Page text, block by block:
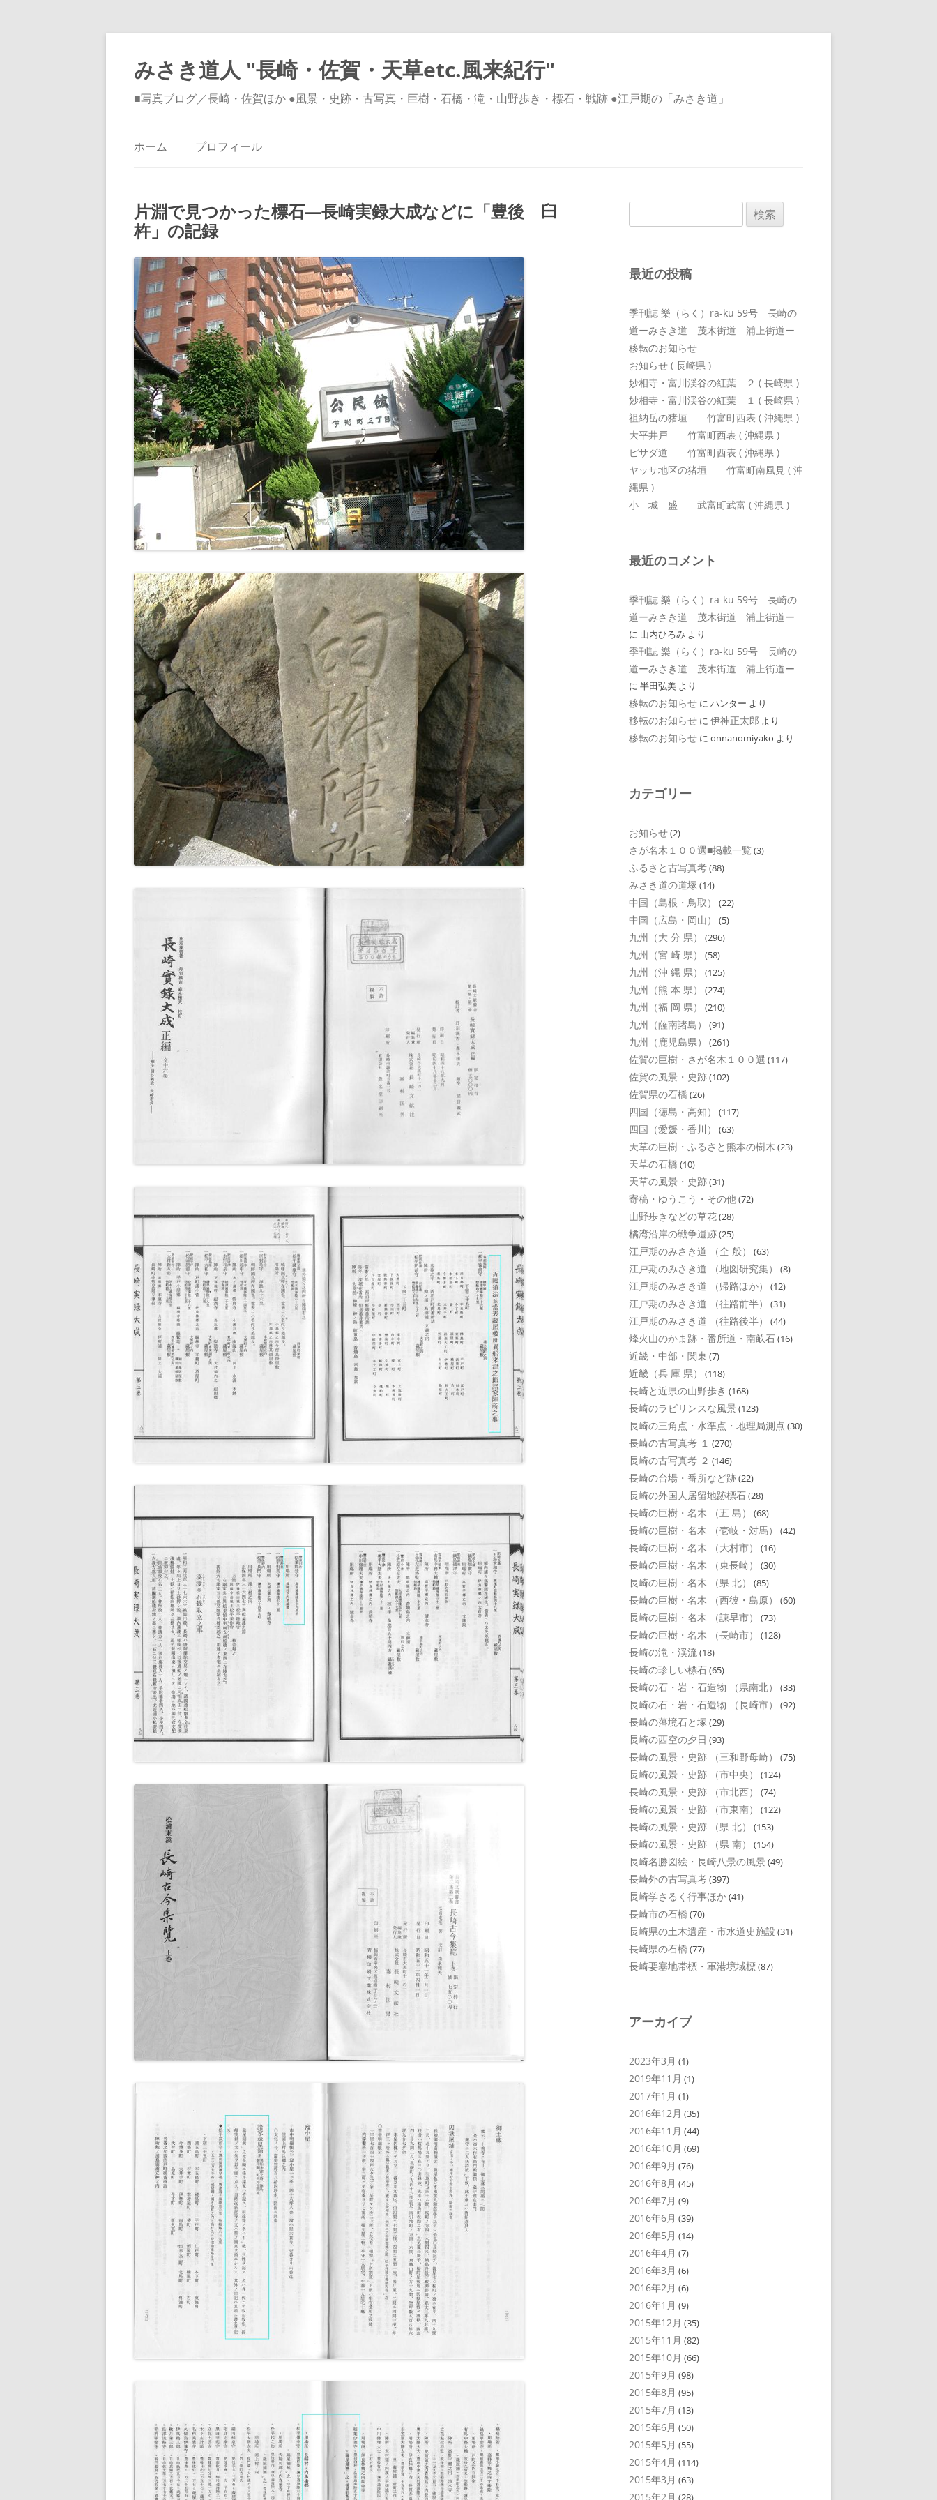
みさき道人 "長崎・佐賀・天草etc.風来紀行"
■写真ブログ／長崎・佐賀ほか ●風景・史跡・古写真・巨樹・石橋・滝・山野歩き・標石・戦跡 ●江戸期の「みさき道」
ッ
プ
ホーム プロフィール
片淵で見つかった標石—長崎実録大成などに「豊後 臼
杵」の記録
索:
最近の投稿
季刊誌 樂（らく）ra-ku 59号 長崎の
道ーみさき道 茂木街道 浦上街道ー
移転のお知らせ
お知らせ ( 長崎県 )
妙相寺・富川渓谷の紅葉 ２ ( 長崎県 )
妙相寺・富川渓谷の紅葉 １ ( 長崎県 )
祖納岳の猪垣 竹富町西表 ( 沖縄県 )
大平井戸 竹富町西表 ( 沖縄県 )
ピサダ道 竹富町西表 ( 沖縄県 )
ヤッサ地区の猪垣 竹富町南風見 ( 沖
縄県 )
小 城 盛 武富町武富 ( 沖縄県 )
最近のコメント
季刊誌 樂（らく）ra-ku 59号 長崎の
道ーみさき道 茂木街道 浦上街道ー
に 山内ひろみ より
季刊誌 樂（らく）ra-ku 59号 長崎の
道ーみさき道 茂木街道 浦上街道ー
に 半田弘美 より
移転のお知らせ に ハンター より
移転のお知らせ に 伊神正太郎 より
移転のお知らせ に onnanomiyako より
カテゴリー
お知らせ(2)
さが名木１００選■掲載一覧 (3)
ふるさと古写真考(88)
みさき道の道塚 (14)
中国（島根・鳥取） (22)
中国（広島・岡山） (5)
九州（大 分 県） (296)
九州（宮 崎 県） (58)
九州（沖 縄 県） (125)
九州（熊 本 県） (274)
九州（福 岡 県） (210)
九州（薩南諸島） (91)
九州（鹿児島県） (261)
佐賀の巨樹・さが名木１００選 (117)
佐賀の風景・史跡(102)
佐賀県の石橋 (26)
四国（徳島・高知） (117)
四国（愛媛・香川） (63)
天草の巨樹・ふるさと熊本の樹木 (23)
天草の石橋 (10)
天草の風景・史跡(31)
寄稿・ゆうこう・その他(72)
山野歩きなどの草花(28)
橘湾沿岸の戦争遺跡(25)
江戸期のみさき道 （全 般） (63)
江戸期のみさき道 （地図研究集） (8)
江戸期のみさき道 （帰路ほか） (12)
江戸期のみさき道 （往路前半） (31)
江戸期のみさき道 （往路後半） (44)
烽火山のかま跡・番所道・南畝石(16)
近畿・中部・関東 (7)
近畿（兵 庫 県） (118)
長崎と近県の山野歩き (168)
長崎のラビリンスな風景 (123)
長崎の三角点・水準点・地理局測点 (30)
長崎の古写真考 １ (270)
長崎の古写真考 ２ (146)
長崎の台場・番所など跡(22)
長崎の外国人居留地跡標石(28)
長崎の巨樹・名木 （五 島） (68)
長崎の巨樹・名木 （壱岐・対馬） (42)
長崎の巨樹・名木 （大村市） (16)
長崎の巨樹・名木 （東長崎） (30)
長崎の巨樹・名木 （県 北） (85)
長崎の巨樹・名木 （西彼・島原） (60)
長崎の巨樹・名木 （諌早市） (73)
長崎の巨樹・名木 （長崎市） (128)
長崎の滝・渓流(18)
長崎の珍しい標石(65)
長崎の石・岩・石造物 （県南北） (33)
長崎の石・岩・石造物 （長崎市） (92)
長崎の藩境石と塚 (29)
長崎の西空の夕日 (93)
長崎の風景・史跡 （三和野母崎） (75)
長崎の風景・史跡 （市中央） (124)
長崎の風景・史跡 （市北西） (74)
長崎の風景・史跡 （市東南） (122)
長崎の風景・史跡 （県 北） (153)
長崎の風景・史跡 （県 南） (154)
長崎名勝図絵・長崎八景の風景 (49)
長崎外の古写真考(397)
長崎学さるく行事ほか(41)
長崎市の石橋 (70)
長崎県の土木遺産・市水道史施設 (31)
長崎県の石橋 (77)
長崎要塞地帯標・軍港境域標(87)
アーカイブ
2023年3月 (1)
2019年11月 (1)
2017年1月 (1)
2016年12月 (35)
2016年11月 (44)
2016年10月 (69)
2016年9月 (76)
2016年8月 (45)
2016年7月 (9)
2016年6月 (39)
2016年5月 (14)
2016年4月 (7)
2016年3月 (6)
2016年2月 (6)
2016年1月 (9)
2015年12月 (35)
2015年11月 (82)
2015年10月 (66)
2015年9月 (98)
2015年8月 (95)
2015年7月 (13)
2015年6月 (50)
2015年5月 (55)
2015年4月 (114)
2015年3月 (63)
2015年2月 (28)